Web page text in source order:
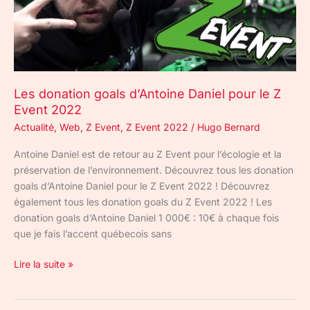
Les donation goals d’Antoine Daniel pour le Z
Event 2022
Actualité, Web, Z Event, Z Event 2022 / Hugo Bernard
Antoine Daniel est de retour au Z Event pour l’écologie et la
préservation de l’environnement. Découvrez tous les donation
goals d’Antoine Daniel pour le Z Event 2022 ! Découvrez
également tous les donation goals du Z Event 2022 ! Les
donation goals d’Antoine Daniel 1 000€ : 10€ à chaque fois
que je fais l’accent québecois sans
le
Z
Event
Lire la suite »